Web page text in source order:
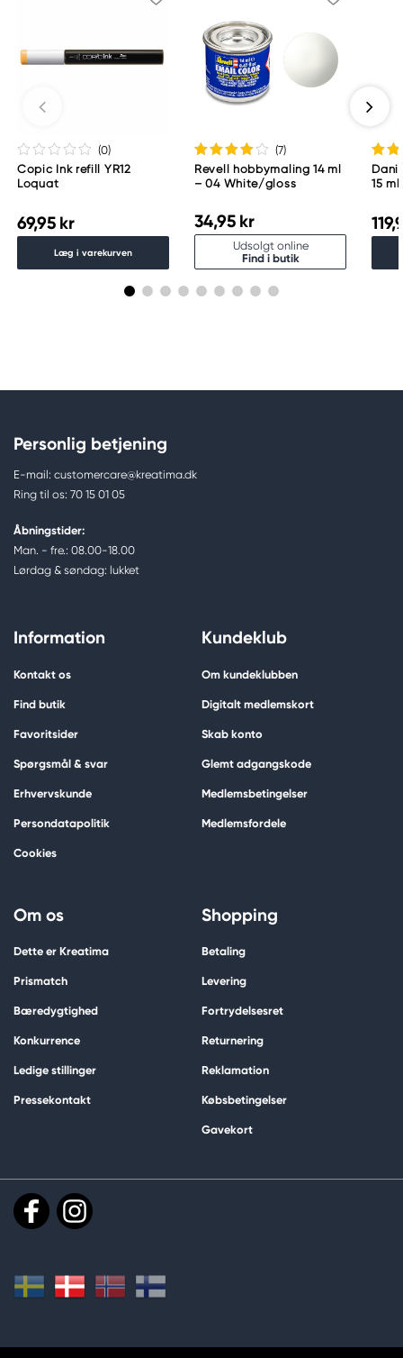
(0)
Copic Ink refill YR12
Loquat
69,95 kr
Læg i varekurven
(7)
Revell hobbymaling 14 ml
– 04 White/gloss
34,95 kr
Udsolgt online
Find i butik
15
Personlig betjening
E-mail: customercare@kreatima.dk
Ring til os: 70 15 01 05
Åbningstider:
Man. - fre.: 08.00-18.00
Lørdag & søndag: lukket
Information
Kontakt os
Find butik
Favoritsider
Spørgsmål & svar
Erhvervskunde
Persondatapolitik
Cookies
Kundeklub
Om kundeklubben
Digitalt medlemskort
Skab konto
Glemt adgangskode
Medlemsbetingelser
Medlemsfordele
Om os
Dette er Kreatima
Prismatch
Bæredygtighed
Konkurrence
Ledige stillinger
Pressekontakt
Shopping
Betaling
Levering
Fortrydelsesret
Returnering
Reklamation
Købsbetingelser
Gavekort